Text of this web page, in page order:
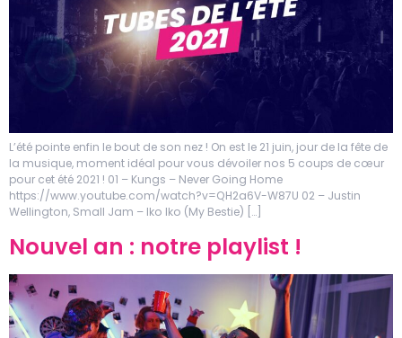
L’été pointe enfin le bout de son nez ! On est le 21 juin, jour de la fête de
la musique, moment idéal pour vous dévoiler nos 5 coups de cœur
pour cet été 2021 ! 01 – Kungs – Never Going Home
https://www.youtube.com/watch?v=QH2a6V-W87U 02 – Justin
Wellington, Small Jam – Iko Iko (My Bestie) […]
Nouvel an : notre playlist !